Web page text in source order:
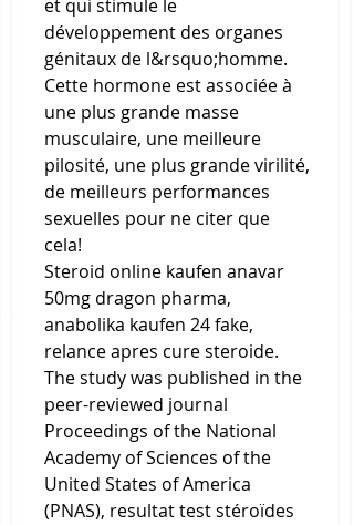
et qui stimule le
développement des organes
génitaux de l&rsquo;homme.
Cette hormone est associée à
une plus grande masse
musculaire, une meilleure
pilosité, une plus grande virilité,
de meilleurs performances
sexuelles pour ne citer que
cela!
Steroid online kaufen anavar
50mg dragon pharma,
anabolika kaufen 24 fake,
relance apres cure steroide.
The study was published in the
peer-reviewed journal
Proceedings of the National
Academy of Sciences of the
United States of America
(PNAS), resultat test stéroïdes